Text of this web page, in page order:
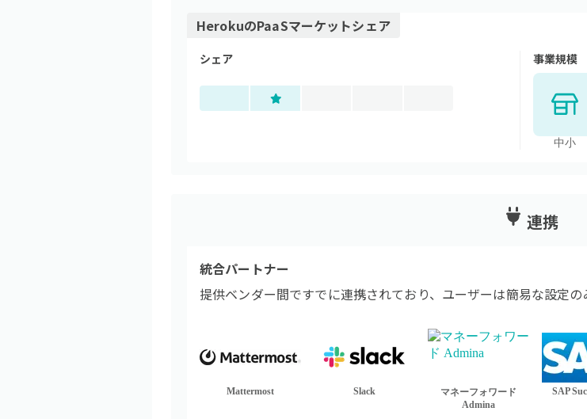
HerokuのPaaSマーケットシェア
シェア 事業規模
中小
連携
統合パートナー
提供ベンダー間ですでに連携されており、ユーザーは簡易な設定の
Mattermost Slack
マネーフォワード
Admina
SAP